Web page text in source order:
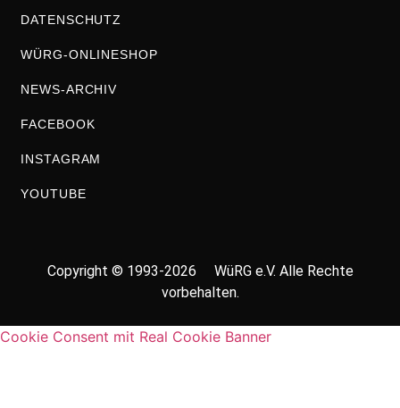
DATENSCHUTZ
WÜRG-ONLINESHOP
NEWS-ARCHIV
FACEBOOK
INSTAGRAM
YOUTUBE
Copyright © 1993-2026 WüRG e.V. Alle Rechte
vorbehalten.
Cookie Consent mit Real Cookie Banner